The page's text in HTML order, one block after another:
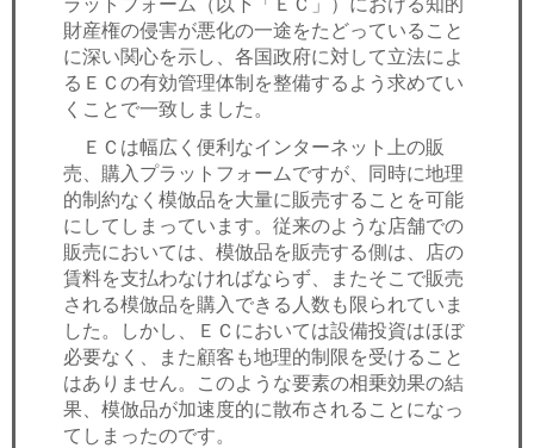
飲食店情報
財産権の侵害が悪化の一途をたどっていること
に深い関心を示し、各国政府に対して立法によ
るＥＣの有効管理体制を整備するよう求めてい
くことで一致しました。
ＥＣは幅広く便利なインターネット上の販
売、購入プラットフォームですが、同時に地理
的制約なく模倣品を大量に販売することを可能
にしてしまっています。従来のような店舗での
販売においては、模倣品を販売する側は、店の
賃料を支払わなければならず、またそこで販売
される模倣品を購入できる人数も限られていま
した。しかし、ＥＣにおいては設備投資はほぼ
必要なく、また顧客も地理的制限を受けること
はありません。このような要素の相乗効果の結
果、模倣品が加速度的に散布されることになっ
てしまったのです。